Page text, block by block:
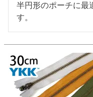
半円形のポーチに最
す。